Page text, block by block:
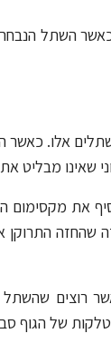
פי ניסיוני מתאימות
שאינו מבליט
את מקסימום
שהחזה
רוצים
של הגוף